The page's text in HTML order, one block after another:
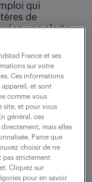
qui
de
une alerte
offres qui
France et ses
sur votre
Ces informations
appareil, et sont
comme vous
site, et pour vous
général, ces
mais elles
Parce que
choisir de ne
pas strictement
Cliquez sur
pour en savoir